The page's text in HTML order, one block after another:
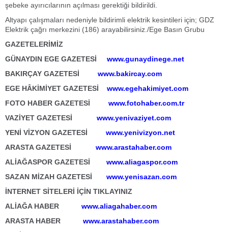
şebeke ayırıcılarının açılması gerektiği bildirildi.
Altyapı çalışmaları nedeniyle bildirimli elektrik kesintileri için; GDZ
Elektrik çağrı merkezini (186) arayabilirsiniz./Ege Basın Grubu
GAZETELERİMİZ
GÜNAYDIN EGE GAZETESİ
www.gunaydinege.net
BAKIRÇAY GAZETESİ www.bakircay.com
EGE HÂKİMİYET GAZETESİ
www.egehakimiyet.com
FOTO HABER GAZETESİ
www.fotohaber.com.tr
VAZİYET GAZETESİ www.yenivaziyet.com
YENİ VİZYON GAZETESİ
www.yenivizyon.net
ARASTA GAZETESİ www.arastahaber.com
ALİAĞASPOR GAZETESİ
www.aliagaspor.com
SAZAN MİZAH GAZETESİ
www.yenisazan.com
İNTERNET SİTELERİ İÇİN TIKLAYINIZ
ALİAĞA HABER www.aliagahaber.com
ARASTA HABER www.arastahaber.com